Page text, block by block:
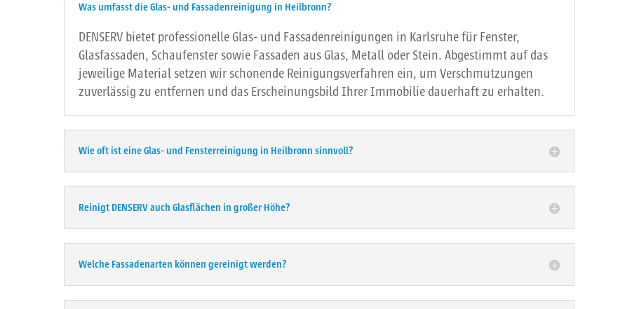
Was umfasst die Glas- und Fassadenreinigung in Heilbronn?
DENSERV bietet professionelle Glas- und Fassadenreinigungen in Karlsruhe für Fenster,
Glasfassaden, Schaufenster sowie Fassaden aus Glas, Metall oder Stein. Abgestimmt auf das
jeweilige Material setzen wir schonende Reinigungsverfahren ein, um Verschmutzungen
zuverlässig zu entfernen und das Erscheinungsbild Ihrer Immobilie dauerhaft zu erhalten.
Wie oft ist eine Glas- und Fensterreinigung in Heilbronn sinnvoll?
Reinigt DENSERV auch Glasflächen in großer Höhe?
Welche Fassadenarten können gereinigt werden?